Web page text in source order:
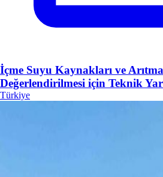
İçme Suyu Kaynakları ve
Değerlendirilmesi için Teknik
Türkiye